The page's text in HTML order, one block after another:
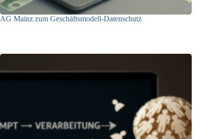
AG Mainz zum Geschäftsmodell-Datenschutz